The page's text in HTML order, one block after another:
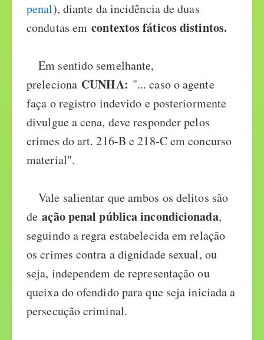
penal), diante da incidência de duas
condutas emcontextos fáticos distintos.
Em sentido semelhante,
preleciona CUNHA: "... caso o agente
faça o registro indevido e posteriormente
divulgue a cena, deve responder pelos
crimes do art. 216-B e 218-C em concurso
material".
Vale salientar que ambos os delitos são
deação penal pública incondicionada,
seguindo a regra estabelecida em relação
os crimes contra a dignidade sexual, ou
seja, independem de representação ou
queixa do ofendido para que seja iniciada a
persecução criminal.